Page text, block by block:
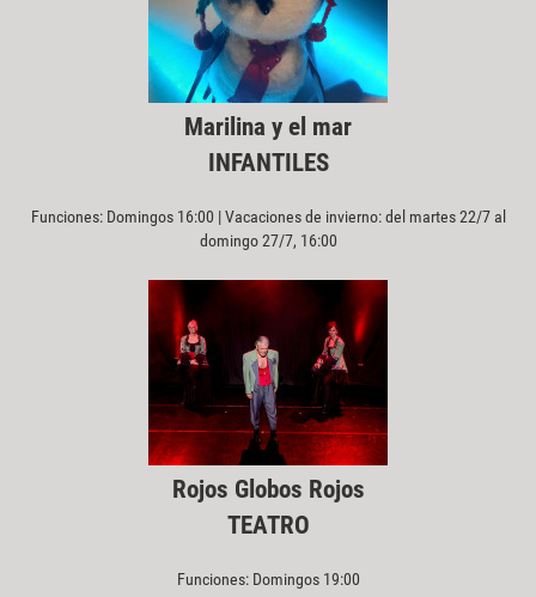
Marilina y el mar
INFANTILES
Funciones: Domingos 16:00 | Vacaciones de invierno: del martes 22/7 al
domingo 27/7, 16:00
Rojos Globos Rojos
TEATRO
Funciones: Domingos 19:00